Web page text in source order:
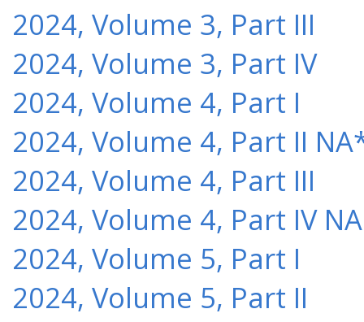
2024, Volume 3, Part III
2024, Volume 3, Part IV
2024, Volume 4, Part I
2024, Volume 4, Part II
2024, Volume 4, Part III
2024, Volume 4, Part IV NA
2024, Volume 5, Part I
2024, Volume 5, Part II